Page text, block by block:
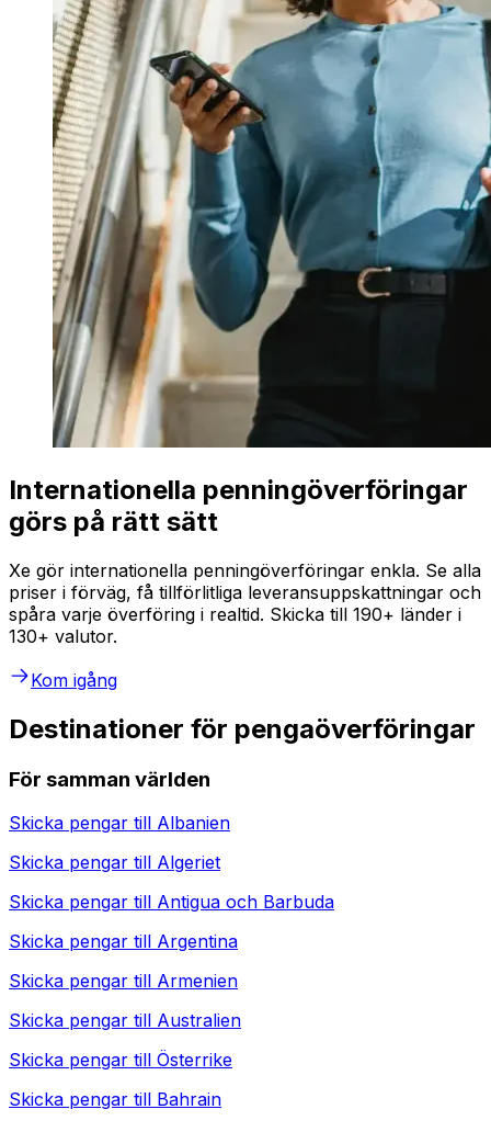
Internationella penningöverföringar
görs på rätt sätt
Xe gör internationella penningöverföringar enkla. Se alla
priser i förväg, få tillförlitliga leveransuppskattningar och
spåra varje överföring i realtid. Skicka till 190+ länder i
130+ valutor.
Kom igång
Destinationer för pengaöverföringar
För samman världen
Skicka pengar till Albanien
Skicka pengar till Algeriet
Skicka pengar till Antigua och Barbuda
Skicka pengar till Argentina
Skicka pengar till Armenien
Skicka pengar till Australien
Skicka pengar till Österrike
Skicka pengar till Bahrain